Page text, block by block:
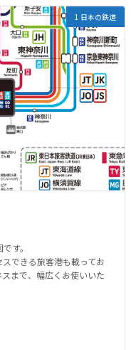
1 日本の鉄道
す。
できる旅客港も載ってお
まで、幅広くお使いいた